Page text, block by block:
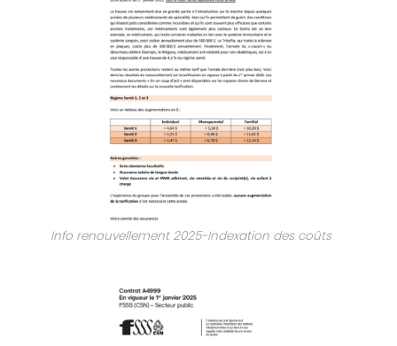
Info renouvellement 2025-Indexation des coûts